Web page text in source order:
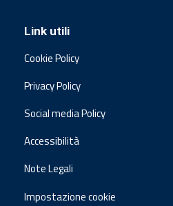
Link utili
Cookie Policy
Privacy Policy
Social media Policy
Accessibilità
Note Legali
Impostazione cookie